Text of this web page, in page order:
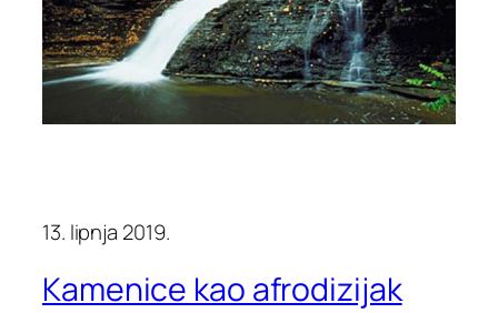
13. lipnja 2019.
Kamenice kao afrodizijak